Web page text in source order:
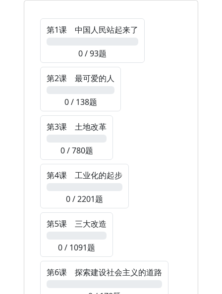
第1课 中国人民站起来了
0 / 93题
第2课 最可爱的人
0 / 138题
第3课 土地改革
0 / 780题
第4课 工业化的起步
0 / 2201题
第5课 三大改造
0 / 1091题
第6课 探索建设社会主义的道路